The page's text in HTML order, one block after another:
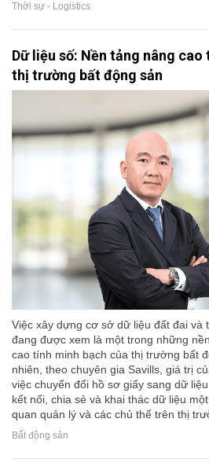
Thời sự - Logistics
Dữ liệu số: Nền tảng nâng
thị trường bất động sản
Việc xây dựng cơ sở dữ liệu đất đai và
đang được xem là một trong những
cao tính minh bạch của thị trường bất
nhiên, theo chuyên gia Savills, giá trị
việc chuyển đổi hồ sơ giấy sang dữ
kết nối, chia sẻ và khai thác dữ liệu
quan quản lý và các chủ thể trên thị
Bất động sản